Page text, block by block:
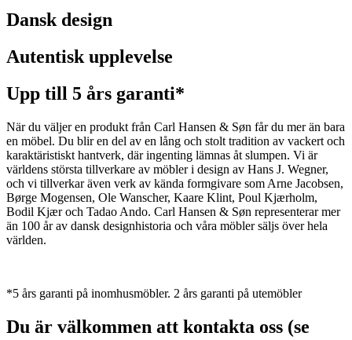
Dansk design
Autentisk upplevelse
Upp till 5 års garanti*
När du väljer en produkt från Carl Hansen & Søn får du mer än bara
en möbel. Du blir en del av en lång och stolt tradition av vackert och
karaktäristiskt hantverk, där ingenting lämnas åt slumpen. Vi är
världens största tillverkare av möbler i design av Hans J. Wegner,
och vi tillverkar även verk av kända formgivare som Arne Jacobsen,
Børge Mogensen, Ole Wanscher, Kaare Klint, Poul Kjærholm,
Bodil Kjær och Tadao Ando. Carl Hansen & Søn representerar mer
än 100 år av dansk designhistoria och våra möbler säljs över hela
världen.
*5 års garanti på inomhusmöbler. 2 års garanti på utemöbler
Du är välkommen att kontakta oss (se